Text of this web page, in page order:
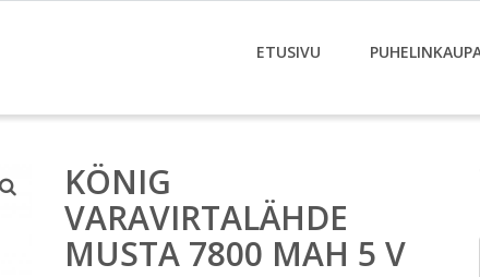
ETUSIVU
KÖNIG
VARAVIRTALÄHDE
MUSTA 7800 MAH 5 V